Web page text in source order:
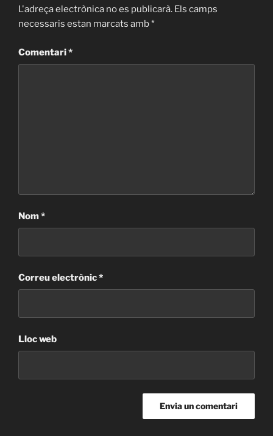
L'adreça electrònica no es publicarà. Els camps
necessaris estan marcats amb*
Comentari*
Nom*
Correu electrònic*
Lloc web